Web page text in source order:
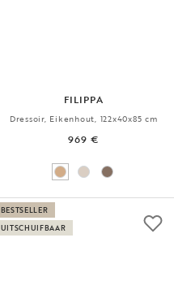
FILIPPA
Dressoir, Eikenhout, 122x40x85 cm
969 €
BESTSELLER
UITSCHUIFBAAR